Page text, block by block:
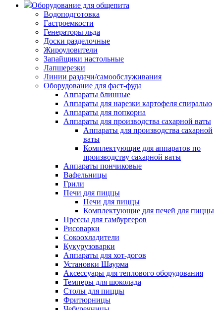
Оборудование для общепита
Водоподготовка
Гастроемкости
Генераторы льда
Доски разделочные
Жироуловители
Запайщики настольные
Лапшерезки
Линии раздачи/самообслуживания
Оборудование для фаст-фуда
Аппараты блинные
Аппараты для нарезки картофеля спиралью
Аппараты для попкорна
Аппараты для производства сахарной ваты
Аппараты для производства сахарной
ваты
Комплектующие для аппаратов по
производству сахарной ваты
Аппараты пончиковые
Вафельницы
Грили
Печи для пиццы
Печи для пиццы
Комплектующие для печей для пиццы
Прессы для гамбургеров
Рисоварки
Сокоохладители
Кукурузоварки
Аппараты для хот-догов
Установки Шаурма
Аксессуары для теплового оборудования
Темперы для шоколада
Столы для пиццы
Фритюрницы